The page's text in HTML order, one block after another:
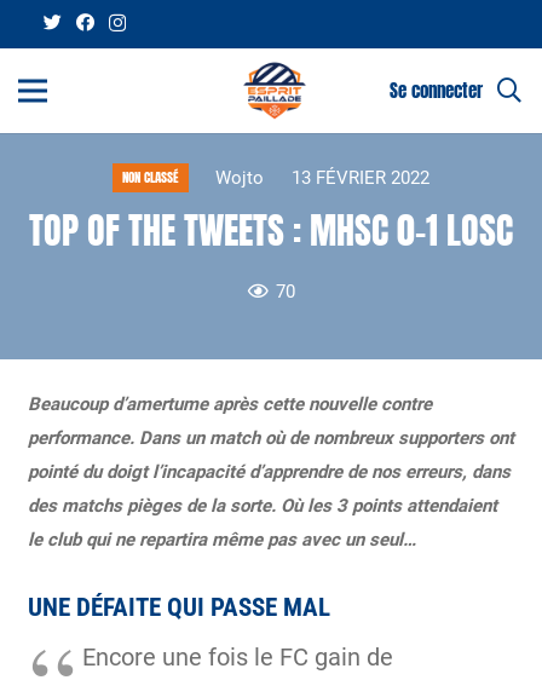
Se connecter
NON CLASSÉ Wojto 13 FÉVRIER 2022
TOP OF THE TWEETS : MHSC 0-1 LOSC
70
Beaucoup d’amertume après cette nouvelle contre
performance. Dans un match où de nombreux supporters ont
pointé du doigt l’incapacité d’apprendre de nos erreurs, dans
des matchs pièges de la sorte. Où les 3 points attendaient
le club qui ne repartira même pas avec un seul…
UNE DÉFAITE QUI PASSE MAL
Encore une fois le FC gain de